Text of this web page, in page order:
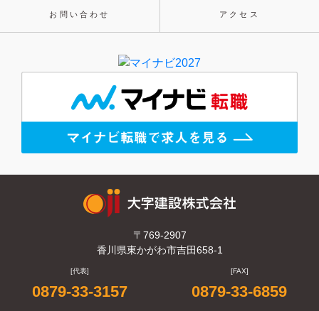
お問い合わせ アクセス
〒769-2907
香川県東かがわ市吉田658-1
[代表]
0879-33-3157
[FAX]
0879-33-6859